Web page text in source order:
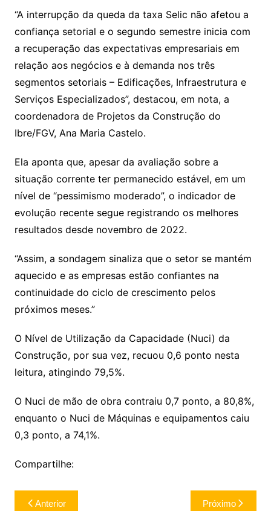
“A interrupção da queda da taxa Selic não afetou a
confiança setorial e o segundo semestre inicia com
a recuperação das expectativas empresariais em
relação aos negócios e à demanda nos três
segmentos setoriais – Edificações, Infraestrutura e
Serviços Especializados”, destacou, em nota, a
coordenadora de Projetos da Construção do
Ibre/FGV, Ana Maria Castelo.
Ela aponta que, apesar da avaliação sobre a
situação corrente ter permanecido estável, em um
nível de “pessimismo moderado”, o indicador de
evolução recente segue registrando os melhores
resultados desde novembro de 2022.
“Assim, a sondagem sinaliza que o setor se mantém
aquecido e as empresas estão confiantes na
continuidade do ciclo de crescimento pelos
próximos meses.”
O Nível de Utilização da Capacidade (Nuci) da
Construção, por sua vez, recuou 0,6 ponto nesta
leitura, atingindo 79,5%.
O Nuci de mão de obra contraiu 0,7 ponto, a 80,8%,
enquanto o Nuci de Máquinas e equipamentos caiu
0,3 ponto, a 74,1%.
Compartilhe:
Navegação
Anterior Próximo